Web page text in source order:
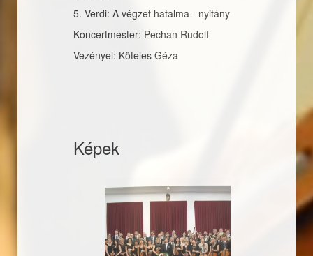
5. Verdi: A végzet hatalma - nyitány
Koncertmester: Pechan Rudolf
Vezényel: Köteles Géza
Képek
20100529193234.jpg